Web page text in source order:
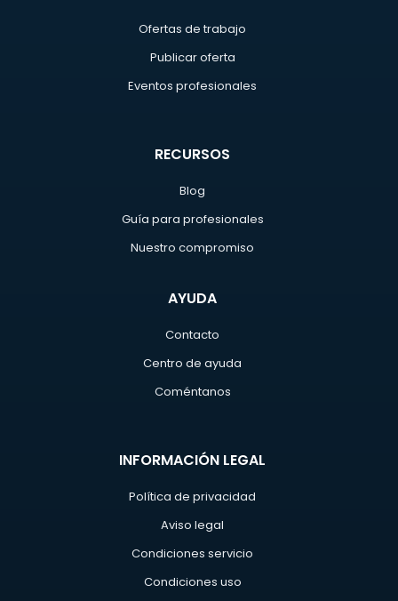
Ofertas de trabajo
Publicar oferta
Eventos profesionales
RECURSOS
Blog
Guía para profesionales
Nuestro compromiso
AYUDA
Contacto
Centro de ayuda
Coméntanos
INFORMACIÓN LEGAL
Política de privacidad
Aviso legal
Condiciones servicio
Condiciones uso